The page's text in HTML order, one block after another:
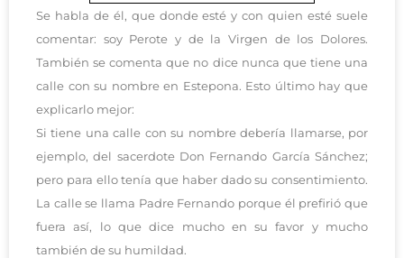
Se habla de él, que donde esté y con quien esté suele
comentar: soy Perote y de la Virgen de los Dolores.
También se comenta que no dice nunca que tiene una
calle con su nombre en Estepona. Esto último hay que
explicarlo mejor:
Si tiene una calle con su nombre debería llamarse, por
ejemplo, del sacerdote Don Fernando García Sánchez;
pero para ello tenía que haber dado su consentimiento.
La calle se llama Padre Fernando porque él prefirió que
fuera así, lo que dice mucho en su favor y mucho
también de su humildad.